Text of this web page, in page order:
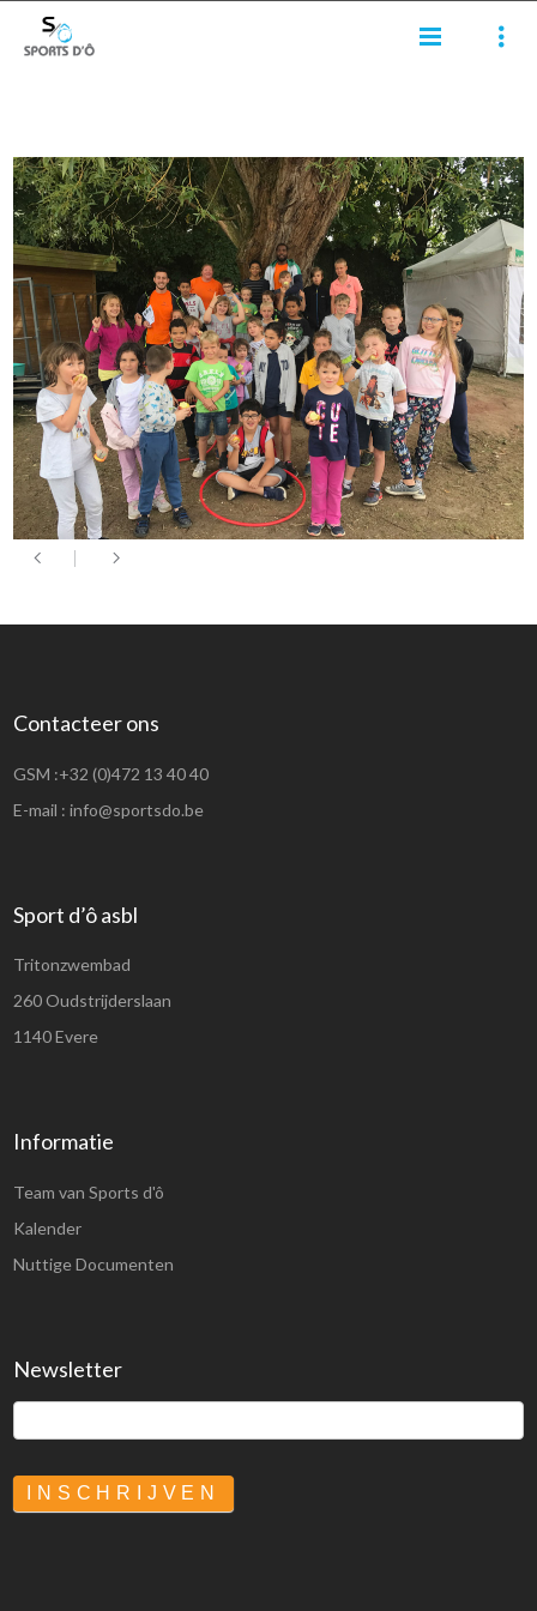
Contacteer ons
GSM :+32 (0)472 13 40 40
E-mail :info@sportsdo.be
Sport d’ô asbl
Tritonzwembad
260 Oudstrijderslaan
1140 Evere
Informatie
Team van Sports d'ô
Kalender
Nuttige Documenten
Newsletter
INSCHRIJVEN